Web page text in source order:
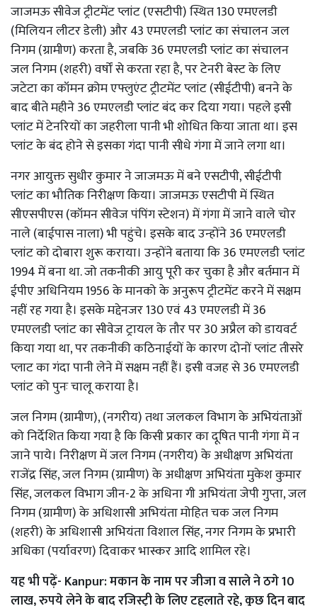
जाजमऊ सीवेज ट्रीटमेंट प्लांट (एसटीपी) स्थित 130 एमएलडी
(मिलियन लीटर डेली) और 43 एमएलडी प्लांट का संचालन जल
निगम (ग्रामीण) करता है, जबकि 36 एमएलडी प्लांट का संचालन
जल निगम (शहरी) वर्षों से करता रहा है, पर टेनरी बेस्ट के लिए
जटेटा का कॉमन क्रोम एफ्लुएंट ट्रीटमेंट प्लांट (सीईटीपी) बनने के
बाद बीते महीने 36 एमएलडी प्लांट बंद कर दिया गया। पहले इसी
प्लांट में टेनरियों का जहरीला पानी भी शोधित किया जाता था। इस
प्लांट के बंद होने से इसका गंदा पानी सीधे गंगा में जाने लगा था।
नगर आयुक्त सुधीर कुमार ने जाजमऊ में बने एसटीपी, सीईटीपी
प्लांट का भौतिक निरीक्षण किया। जाजमऊ एसटीपी में स्थित
सीएसपीएस (कॉमन सीवेज पंपिंग स्टेशन) में गंगा में जाने वाले चोर
नाले (बाईपास नाला) भी पहुंचे। इसके बाद उन्होंने 36 एमएलडी
प्लांट को दोबारा शुरू कराया। उन्होंने बताया कि 36 एमएलडी प्लांट
1994 में बना था. जो तकनीकी आयु पूरी कर चुका है और बर्तमान में
ईपीए अधिनियम 1956 के मानको के अनु‌रूप ट्रीटमेंट करने में सक्षम
नहीं रह गया है। इसके मद्देनजर 130 एवं 43 एमएलडी में 36
एमएलडी प्लांट का सीवेज ट्रायल के तौर पर 30 अप्रैल को डायवर्ट
किया गया था, पर तकनीकी कठिनाईयों के कारण दोनों प्लांट तीसरे
प्लाट का गंदा पानी लेने में सक्षम नहीं हैं। इसी वजह से 36 एमएलडी
प्लांट को पुनः चालू कराया है।
जल निगम (ग्रामीण), (नगरीय) तथा जलकल विभाग के अभियंताओं
को निर्देशित किया गया है कि किसी प्रकार का दूषित पानी गंगा में न
जाने पाये। निरीक्षण में जल निगम (नगरीय) के अधीक्षण अभियंता
राजेंद्र सिंह, जल निगम (ग्रामीण) के अधीक्षण अभियंता मुकेश कुमार
सिंह, जलकल विभाग जीन-2 के अधिना गी अभियंता जेपी गुप्ता, जल
निगम (ग्रामीण) के अधिशासी अभियंता मोहित चक जल निगम
(शहरी) के अधिशासी अभियंता विशाल सिंह, नगर निगम के प्रभारी
अधिका (पर्यावरण) दिवाकर भास्कर आदि शामिल रहे।
यह भी पढ़ें- Kanpur: मकान के नाम पर जीजा व साले ने ठगे 10
लाख, रुपये लेने के बाद रजिस्ट्री के लिए टहलाते रहे, कुछ दिन बाद